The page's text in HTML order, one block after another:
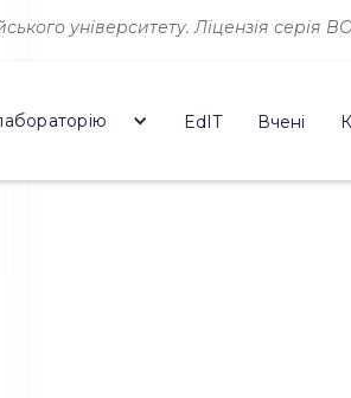
університету. Ліцензія серія ВО
EdIT Вчені